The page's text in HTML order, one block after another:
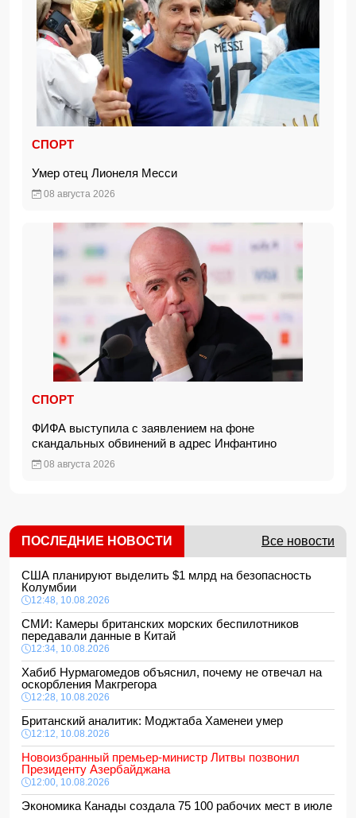
СПОРТ
Умер отец Лионеля Месси
08 августа 2026
СПОРТ
ФИФА выступила с заявлением на фоне
скандальных обвинений в адрес Инфантино
08 августа 2026
ПОСЛЕДНИЕ НОВОСТИ Все новости
США планируют выделить $1 млрд на безопасность
Колумбии
12:48, 10.08.2026
СМИ: Камеры британских морских беспилотников
передавали данные в Китай
12:34, 10.08.2026
Хабиб Нурмагомедов объяснил, почему не отвечал на
оскорбления Макгрегора
12:28, 10.08.2026
Британский аналитик: Моджтаба Хаменеи умер
12:12, 10.08.2026
Новоизбранный премьер-министр Литвы позвонил
Президенту Азербайджана
12:00, 10.08.2026
Экономика Канады создала 75 100 рабочих мест в июле